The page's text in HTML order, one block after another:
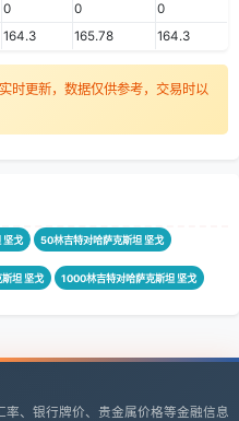
0 0
0
164.3 165.78 164.3
时更新，数据仅供参考，交易时以
坚戈 50林吉特对哈萨克斯坦 坚戈
坦 坚戈 1000林吉特对哈萨克斯坦 坚戈
、银行牌价、贵金属价格等金融信息